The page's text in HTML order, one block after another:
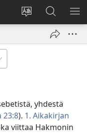
Vaihda
sivuston
Kirjaudu
(avaa
Hae
JW.ORG-
sivustolta
yhdestä
23:8). 1. Aikakirjan
viittaa Hakmonin